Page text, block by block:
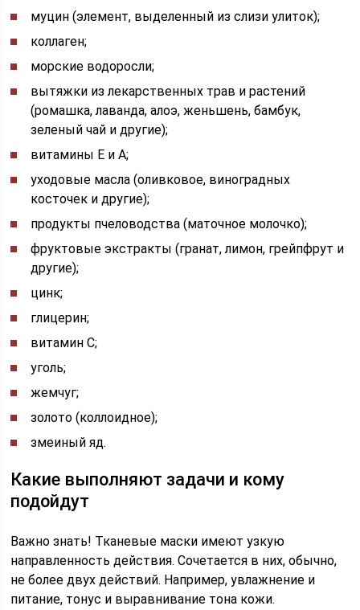
муцин (элемент, выделенный из слизи улиток);
коллаген;
морские водоросли;
вытяжки из лекарственных трав и растений
(ромашка, лаванда, алоэ, женьшень, бамбук,
зеленый чай и другие);
витамины Е и А;
уходовые масла (оливковое, виноградных
косточек и другие);
продукты пчеловодства (маточное молочко);
фруктовые экстракты (гранат, лимон, грейпфрут и
другие);
цинк;
глицерин;
витамин С;
уголь;
жемчуг;
золото (коллоидное);
змеиный яд.
Какие выполняют задачи и кому
подойдут
Важно знать! Тканевые маски имеют узкую
направленность действия. Сочетается в них, обычно,
не более двух действий. Например, увлажнение и
питание, тонус и выравнивание тона кожи.